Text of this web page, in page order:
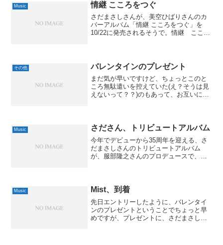
Music 情継 こころをつぐ
さだまさしさんが、美空ひばりさんのカ
バーアルバム「情継 こころをつぐ」を
10/22に発売されるそうで。情継 こころ
その他 バレンタインのプレゼント
まだ気が早いですけど、ちょっとこのと
ころ無駄遣いを控えていた(え？そうは見
えないって？？)のもあって、お互いに多
生日)も近いので...
Music さださん、トリビュートアルバム
今年でデビューから35周年を迎える、さ
だまさしさんのトリビュートアルバム
が、服部隆之さんのプロデュースで、
Music Mist、到着
先日エントリーしたように、バレンタイ
ンのプレゼントということでちょっと早
めですが、プレゼントに、さだまさしさ